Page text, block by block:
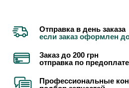
Отправка в день заказа
если заказ оформлен
Заказ до 200 грн
отправка по предоплате
Профессиональные